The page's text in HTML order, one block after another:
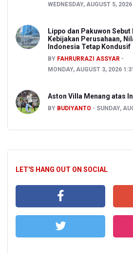
WEDNESDAY, AUGUST 5,
Lippo dan Pakuwon
Kebijakan Perusahaan,
Indonesia Tetap Kondusif
BY FAHRURRAZI ASSYAR
MONDAY, AUGUST 3, 2026
Aston Villa Menang atas
BY BUDIYANTO SUNDAY,
LET'S HANG OUT ON SOCIAL